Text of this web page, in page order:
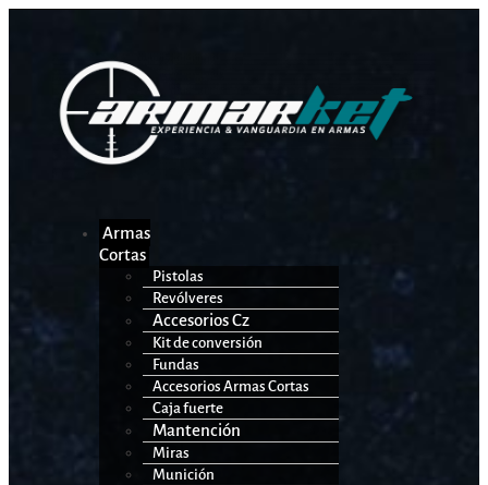
Armas
Cortas
Pistolas
Revólveres
Accesorios Cz
Kit de conversión
Fundas
Accesorios Armas Cortas
Caja fuerte
Mantención
Miras
Munición